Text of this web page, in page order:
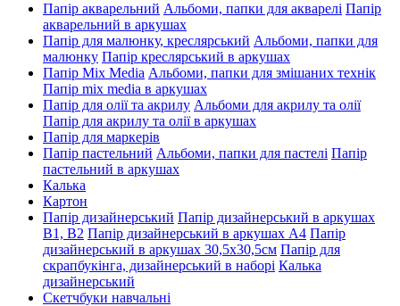
Папір акварельний Альбоми, папки для акварелі Папір
акварельний в аркушах
Папір для малюнку, креслярський Альбоми, папки для
малюнку Папір креслярський в аркушах
Папір Mix Media Альбоми, папки для змішаних технік
Папір mix media в аркушах
Папір для олії та акрилу Альбоми для акрилу та олії
Папір для акрилу та олії в аркушах
Папір для маркерів
Папір пастельний Альбоми, папки для пастелі Папір
пастельний в аркушах
Калька
Картон
Папір дизайнерський Папір дизайнерський в аркушах
В1, В2 Папір дизайнерський в аркушах А4 Папір
дизайнерський в аркушах 30,5х30,5см Папір для
скрапбукінга, дизайнерський в наборі Калька
дизайнерський
Скетчбуки навчальні